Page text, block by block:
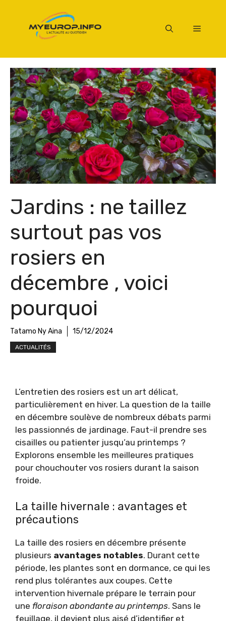
contenu
Menu
Jardins : ne taillez
surtout pas vos
rosiers en
décembre , voici
pourquoi
Tatamo Ny Aina 15/12/2024
ACTUALITÉS
L’entretien des rosiers est un art délicat,
particulièrement en hiver. La question de la taille
en décembre soulève de nombreux débats parmi
les passionnés de jardinage. Faut-il prendre ses
cisailles ou patienter jusqu’au printemps ?
Explorons ensemble les meilleures pratiques
pour chouchouter vos rosiers durant la saison
froide.
La taille hivernale : avantages et
précautions
La taille des rosiers en décembre présente
plusieurs avantages notables. Durant cette
période, les plantes sont en dormance, ce qui les
rend plus tolérantes aux coupes. Cette
intervention hivernale prépare le terrain pour
une floraison abondante au printemps. Sans le
feuillage, il devient plus aisé d’identifier et